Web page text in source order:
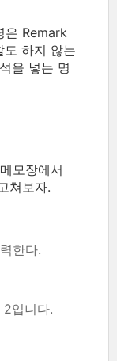
은 Remark
도 하지 않는
을 넣는 명
모장에서
쳐보자.
한다.
입니다.